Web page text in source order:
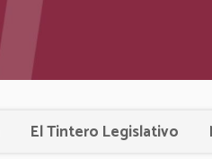
El Tintero Legislativo